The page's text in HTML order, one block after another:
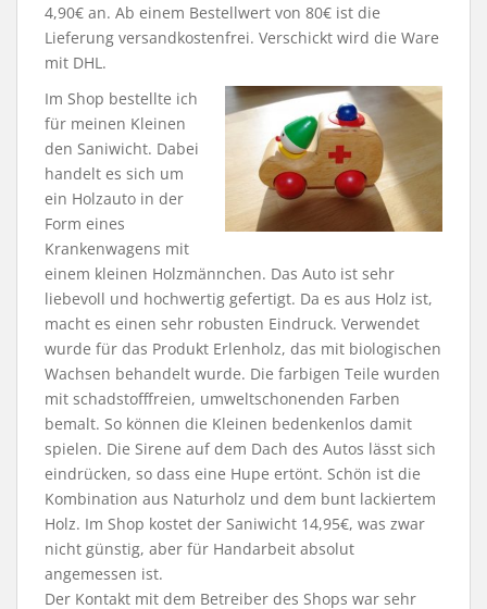
4,90€ an. Ab einem Bestellwert von 80€ ist die
Lieferung versandkostenfrei. Verschickt wird die Ware
mit DHL.
Im Shop bestellte ich
für meinen Kleinen
den Saniwicht. Dabei
handelt es sich um
ein Holzauto in der
Form eines
Krankenwagens mit
einem kleinen Holzmännchen. Das Auto ist sehr
liebevoll und hochwertig gefertigt. Da es aus Holz ist,
macht es einen sehr robusten Eindruck. Verwendet
wurde für das Produkt Erlenholz, das mit biologischen
Wachsen behandelt wurde. Die farbigen Teile wurden
mit schadstofffreien, umweltschonenden Farben
bemalt. So können die Kleinen bedenkenlos damit
spielen. Die Sirene auf dem Dach des Autos lässt sich
eindrücken, so dass eine Hupe ertönt. Schön ist die
Kombination aus Naturholz und dem bunt lackiertem
Holz. Im Shop kostet der Saniwicht 14,95€, was zwar
nicht günstig, aber für Handarbeit absolut
angemessen ist.
Der Kontakt mit dem Betreiber des Shops war sehr